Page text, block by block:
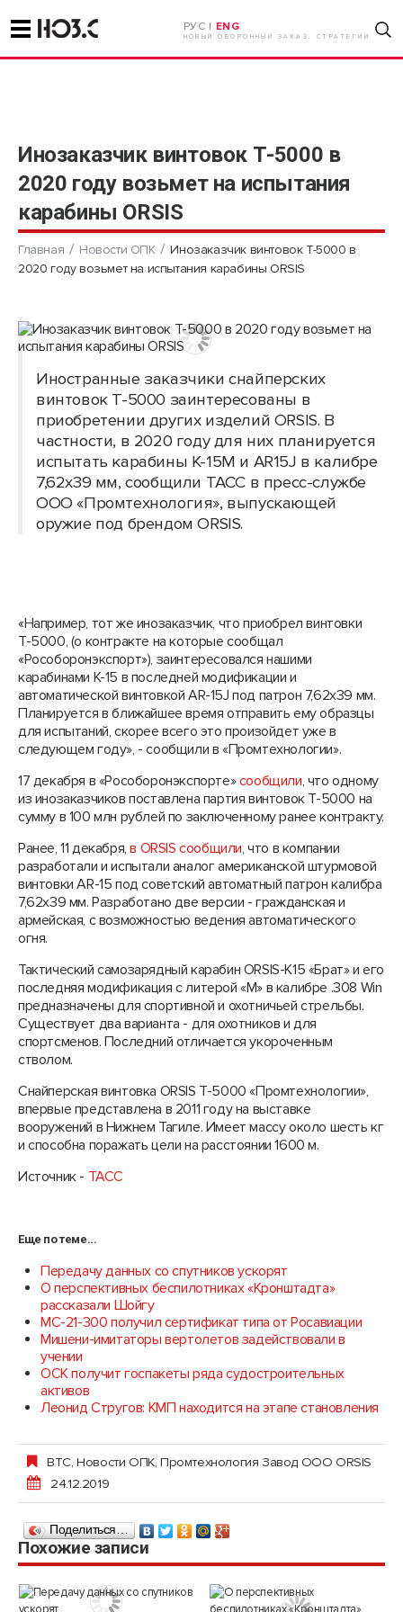
РУС | ENG
НОВЫЙ ОБОРОННЫЙ ЗАКАЗ. СТРАТЕГИИ
Инозаказчик винтовок Т-5000 в
2020 году возьмет на испытания
карабины ORSIS
Главная Новости ОПК
Инозаказчик винтовок Т-5000 в
2020 году возьмет на испытания карабины ORSIS
Иностранные заказчики снайперских
винтовок Т-5000 заинтересованы в
приобретении других изделий ORSIS. В
частности, в 2020 году для них планируется
испытать карабины K-15М и AR15J в калибре
7,62х39 мм, сообщили ТАСС в пресс-службе
ООО «Промтехнология», выпускающей
оружие под брендом ORSIS.
«Например, тот же инозаказчик, что приобрел винтовки
Т-5000, (о контракте на которые сообщал
«Рособоронэкспорт»), заинтересовался нашими
карабинами К-15 в последней модификации и
автоматической винтовкой AR-15J под патрон 7,62х39 мм.
Планируется в ближайшее время отправить ему образцы
для испытаний, скорее всего это произойдет уже в
следующем году», - сообщили в «Промтехнологии».
17 декабря в «Рособоронэкспорте»сообщили, что одному
из инозаказчиков поставлена партия винтовок Т-5000 на
сумму в 100 млн рублей по заключенному ранее контракту.
Ранее, 11 декабря, в ORSIS сообщили, что в компании
разработали и испытали аналог американской штурмовой
винтовки AR-15 под советский автоматный патрон калибра
7,62х39 мм. Разработано две версии - гражданская и
армейская, с возможностью ведения автоматического
огня.
Тактический самозарядный карабин ORSIS-K15 «Брат» и его
последняя модификация с литерой «М» в калибре .308 Win
предназначены для спортивной и охотничьей стрельбы.
Существует два варианта - для охотников и для
спортсменов. Последний отличается укороченным
стволом.
Снайперская винтовка ORSIS Т-5000 «Промтехнологии»,
впервые представлена в 2011 году на выставке
вооружений в Нижнем Тагиле. Имеет массу около шесть кг
и способна поражать цели на расстоянии 1600 м.
Источник - ТАСС
Еще по теме...
Передачу данных со спутников ускорят
О перспективных беспилотниках «Кронштадта»
рассказали Шойгу
МС-21-300 получил сертификат типа от Росавиации
Мишени-имитаторы вертолетов задействовали в
учении
ОСК получит госпакеты ряда судостроительных
активов
Леонид Стругов: КМП находится на этапе становления
ВТС,Новости ОПК,Промтехнология Завод ООО ORSIS
24.12.2019
Поделиться…
Похожие записи